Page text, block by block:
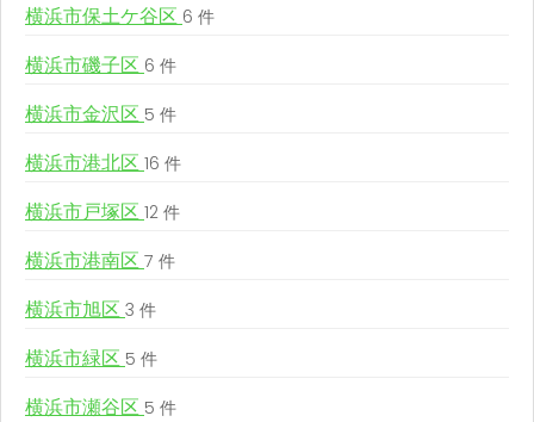
横浜市保土ケ谷区 6 件
横浜市磯子区 6 件
横浜市金沢区 5 件
横浜市港北区 16 件
横浜市戸塚区 12 件
横浜市港南区 7 件
横浜市旭区 3 件
横浜市緑区 5 件
横浜市瀬谷区 5 件